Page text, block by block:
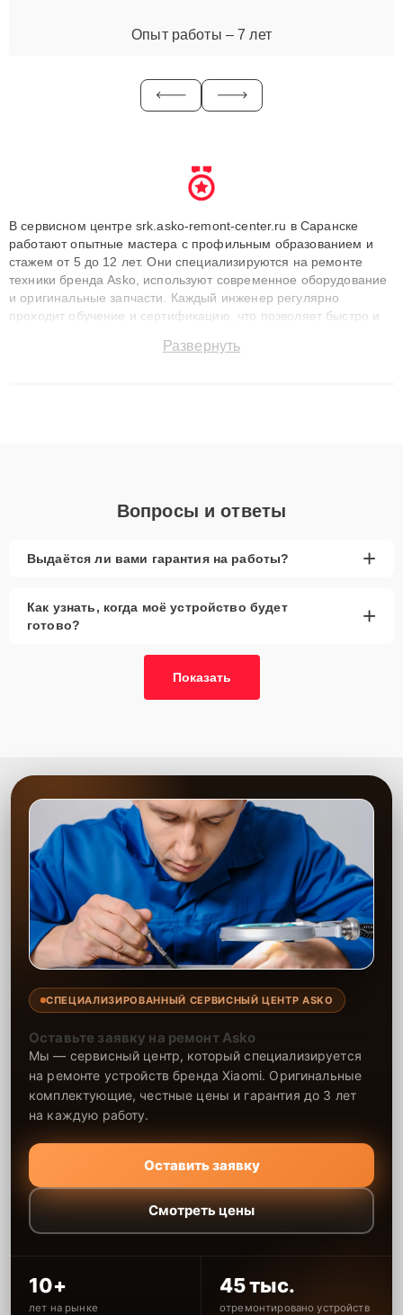
Опыт работы – 7 лет
В сервисном центре srk.asko-remont-center.ru в Саранске
работают опытные мастера с профильным образованием и
стажем от 5 до 12 лет. Они специализируются на ремонте
техники бренда Asko, используют современное оборудование
и оригинальные запчасти. Каждый инженер регулярно
проходит обучение и сертификацию, что позволяет быстро и
сохранением гарантии до 3 лет. Наши мастера решают
Развернуть
Вопросы и ответы
Выдаётся ли вами гарантия на работы? +
Как узнать, когда моё устройство будет
готово?
+
Показать
СПЕЦИАЛИЗИРОВАННЫЙ СЕРВИСНЫЙ ЦЕНТР ASKO
Оставьте заявку на ремонт Asko
Мы — сервисный центр, который специализируется
на ремонте устройств бренда Xiaomi. Оригинальные
комплектующие, честные цены и гарантия до 3 лет
на каждую работу.
Оставить заявку
Смотреть цены
10+
лет на рынке
45 тыс.
отремонтировано устройств